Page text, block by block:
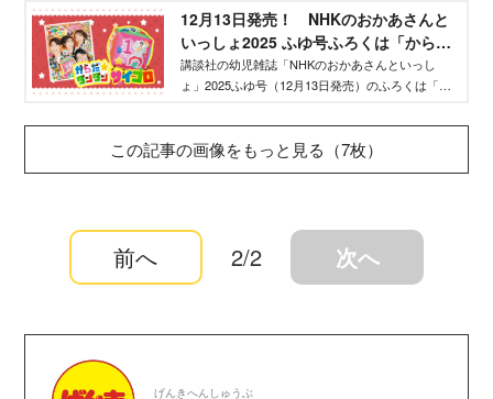
12月13日発売！ NHKのおかあさんと
いっしょ2025 ふゆ号ふろくは「からだ
☆ダンダン サイコロ」 - WEB げんき
｜講談社
講談社の幼児雑誌「NHKのおかあさんといっし
ょ」2025ふゆ号（12月13日発売）のふろくは「か
さん撮りおろしの大ボリュームインタビューも掲
載！
この記事の画像をもっと見る（7枚）
前へ 2/2 次へ
げんきへんしゅうぶ